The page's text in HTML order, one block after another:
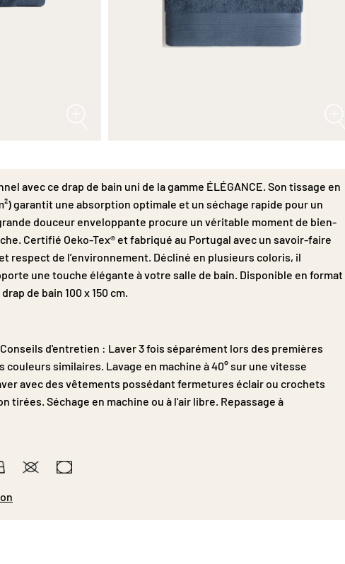
avec ce drap de bain uni de la gamme ÉLÉGANCE. Son tissage en
garantit une absorption optimale et un séchage rapide pour un
douceur enveloppante procure un véritable moment de bien-
Certifié Oeko-Tex® et fabriqué au Portugal avec un savoir-faire
respect de l’environnement. Décliné en plusieurs coloris, il
une touche élégante à votre salle de bain. Disponible en format
de bain 100 x 150 cm.
d'entretien : Laver 3 fois séparément lors des premières
similaires. Lavage en machine à 40° sur une vitesse
avec des vêtements possédant fermetures éclair ou crochets
tirées. Séchage en machine ou à l'air libre. Repassage à